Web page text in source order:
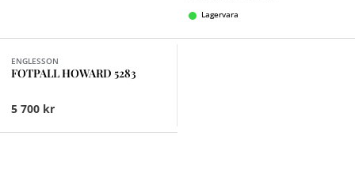
Lagervara
ENGLESSON
FOTPALL HOWARD 5283
5 700 kr